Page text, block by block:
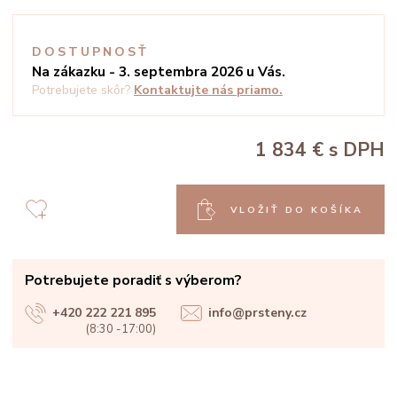
DOSTUPNOSŤ
Na zákazku - 3. septembra 2026 u Vás.
Potrebujete skôr? Kontaktujte nás priamo.
1 834 € s DPH
VLOŽIŤ DO KOŠÍKA
Potrebujete poradiť s výberom?
+420 222 221 895
(8:30 -17:00)
info@prsteny.cz